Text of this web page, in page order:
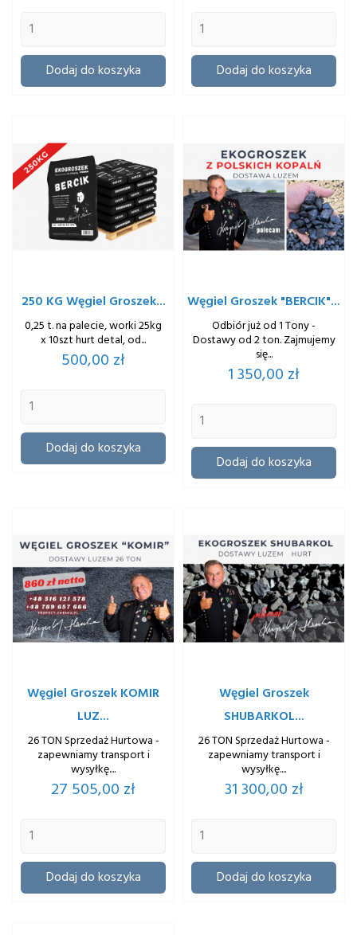
Dodaj do koszyka Dodaj do koszyka
250 KG Węgiel Groszek...
0,25 t. na palecie, worki 25kg
x 10szt hurt detal, od...
Cena
500,00 zł
Dodaj do koszyka
Węgiel Groszek "BERCIK"...
Odbiór już od 1 Tony -
Dostawy od 2 ton. Zajmujemy
się...
Cena
1 350,00 zł
Dodaj do koszyka
Węgiel Groszek KOMIR
LUZ...
26 TON Sprzedaż Hurtowa -
zapewniamy transport i
wysyłkę....
Cena
27 505,00 zł
Dodaj do koszyka
Węgiel Groszek
SHUBARKOL...
26 TON Sprzedaż Hurtowa -
zapewniamy transport i
wysyłkę....
Cena
31 300,00 zł
Dodaj do koszyka